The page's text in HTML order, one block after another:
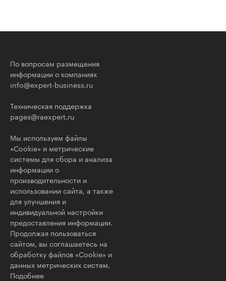
По вопросам размещения
информации о компаниях
info@expert-business.ru
Техническая поддержка
pages@raexpert.ru
Мы используем файлы
«Cookie» и метрические
системы для сбора и анализа
информации о
производительности и
использовании сайта, а также
для улучшения и
индивидуальной настройки
предоставления информации.
Продолжая пользоваться
сайтом, вы соглашаетесь на
обработку файлов «Cookie» и
данных метрических систем.
Подобнее